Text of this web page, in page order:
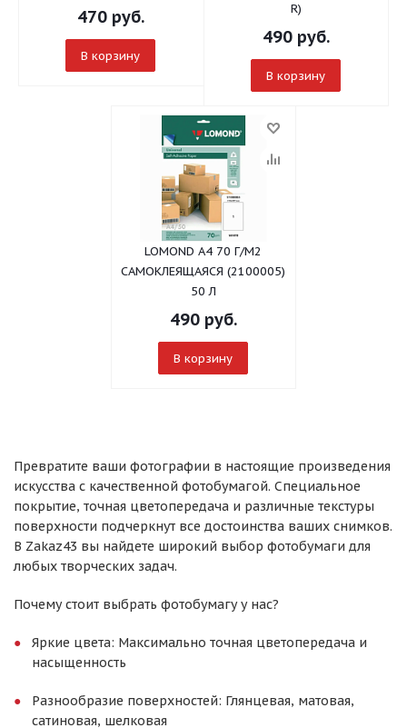
470руб.
В корзину
R)
490руб.
В корзину
LOMOND A4 70 Г/М2
САМОКЛЕЯЩАЯСЯ (2100005)
50 Л
490руб.
В корзину
Превратите ваши фотографии в настоящие произведения
искусства с качественной фотобумагой. Специальное
покрытие, точная цветопередача и различные текстуры
поверхности подчеркнут все достоинства ваших снимков.
В Zakaz43 вы найдете широкий выбор фотобумаги для
любых творческих задач.
Почему стоит выбрать фотобумагу у нас?
Яркие цвета: Максимально точная цветопередача и
насыщенность
Разнообразие поверхностей: Глянцевая, матовая,
сатиновая, шелковая